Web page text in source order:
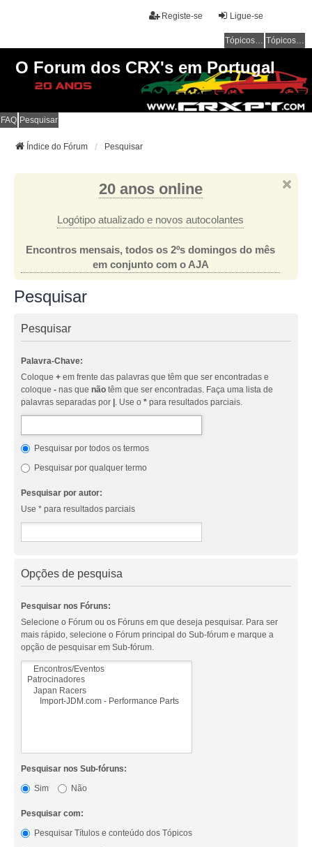
Ligue-se
Registe-se
Tópicos sem resposta Tópicos ativos
O Forum dos CRX's em Portugal
FAQ Pesquisar
Índice do Fórum Pesquisar
20 anos online
Logótipo atualizado e novos autocolantes
Encontros mensais, todos os 2ºs domingos do mês
em conjunto com o AJA
Pesquisar
Pesquisar
Palavra-Chave:
Coloque + em frente das palavras que têm que ser encontradas e
coloque - nas que não têm que ser encontradas. Faça uma lista de
palavras separadas por |. Use o * para resultados parciais.
Pesquisar por todos os termos
Pesquisar por qualquer termo
Pesquisar por autor:
Use * para resultados parciais
Opções de pesquisa
Pesquisar nos Fóruns:
Selecione o Fórum ou os Fóruns em que deseja pesquisar. Para ser
mais rápido, selecione o Fórum principal do Sub-fórum e marque a
opção de pesquisar em Sub-fórum.
Pesquisar nos Sub-fóruns:
Sim
Não
Pesquisar com:
Pesquisar Títulos e conteúdo dos Tópicos